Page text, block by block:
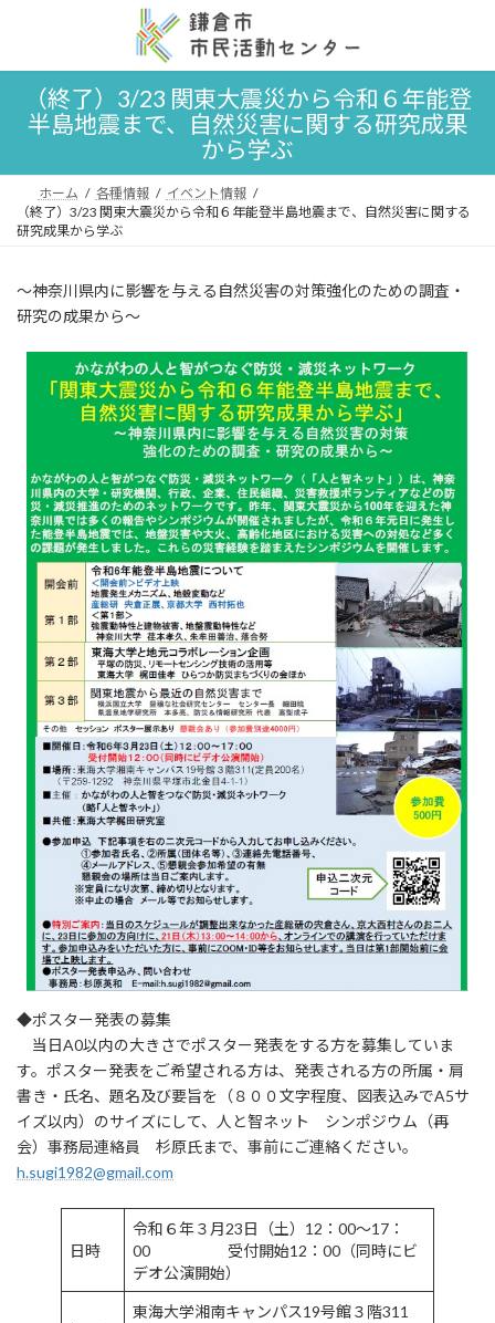
ン
ー
（終了）3/23 関東大震災から令和６年能登
半島地震まで、自然災害に関する研究成果
から学ぶ
ホーム 各種情報
イベント情報
（終了）3/23 関東大震災から令和６年能登半島地震まで、自然災害に関する
研究成果から学ぶ
～神奈川県内に影響を与える自然災害の対策強化のための調査・
研究の成果から～
◆ポスター発表の募集
当日A0以内の大きさでポスター発表をする方を募集していま
す。ポスター発表をご希望される方は、発表される方の所属・肩
書き・氏名、題名及び要旨を（８００文字程度、図表込みでA5サ
イズ以内）のサイズにして、人と智ネット シンポジウム（再
会）事務局連絡員 杉原氏まで、事前にご連絡ください。
h.sugi1982@gmail.com
日時
令和６年３月23日（土）12：00～17：
00 受付開始12：00（同時にビ
デオ公演開始）
東海大学湘南キャンパス19号館３階311